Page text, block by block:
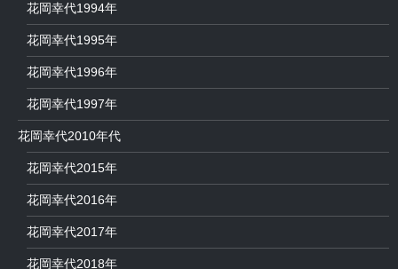
花岡幸代1994年
花岡幸代1995年
花岡幸代1996年
花岡幸代1997年
花岡幸代2010年代
花岡幸代2015年
花岡幸代2016年
花岡幸代2017年
花岡幸代2018年